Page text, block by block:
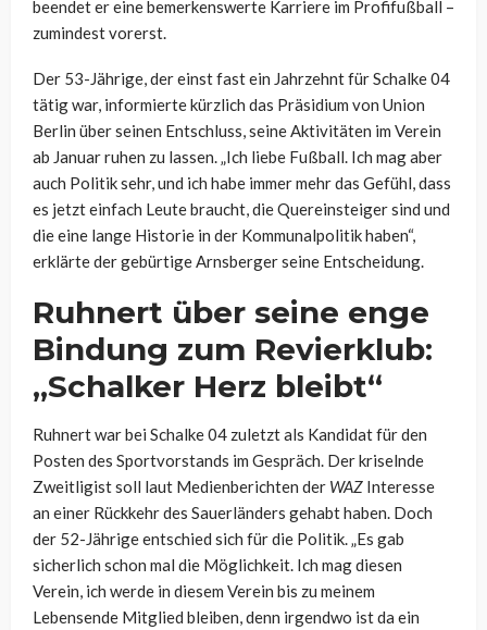
beendet er eine bemerkenswerte Karriere im Profifußball –
zumindest vorerst.
Der 53-Jährige, der einst fast ein Jahrzehnt für Schalke 04
tätig war, informierte kürzlich das Präsidium von Union
Berlin über seinen Entschluss, seine Aktivitäten im Verein
ab Januar ruhen zu lassen. „Ich liebe Fußball. Ich mag aber
auch Politik sehr, und ich habe immer mehr das Gefühl, dass
es jetzt einfach Leute braucht, die Quereinsteiger sind und
die eine lange Historie in der Kommunalpolitik haben“,
erklärte der gebürtige Arnsberger seine Entscheidung.
Ruhnert über seine enge
Bindung zum Revierklub:
„Schalker Herz bleibt“
Ruhnert war bei Schalke 04 zuletzt als Kandidat für den
Posten des Sportvorstands im Gespräch. Der kriselnde
Zweitligist soll laut Medienberichten der WAZ Interesse
an einer Rückkehr des Sauerländers gehabt haben. Doch
der 52-Jährige entschied sich für die Politik. „Es gab
sicherlich schon mal die Möglichkeit. Ich mag diesen
Verein, ich werde in diesem Verein bis zu meinem
Lebensende Mitglied bleiben, denn irgendwo ist da ein